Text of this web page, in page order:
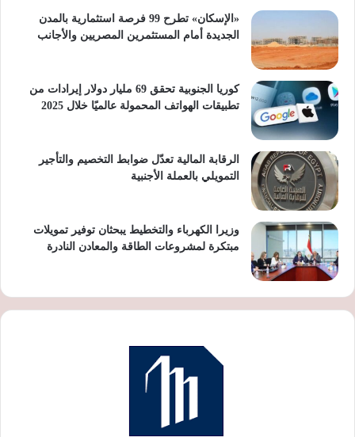
«الإسكان» تطرح 99 فرصة استثمارية بالمدن
الجديدة أمام المستثمرين المصريين والأجانب
كوريا الجنوبية تحقق 69 مليار دولار إيرادات من
تطبيقات الهواتف المحمولة عالميًا خلال 2025
الرقابة المالية تعدّل ضوابط التخصيم والتأجير
التمويلي بالعملة الأجنبية
وزيرا الكهرباء والتخطيط يبحثان توفير تمويلات
مبتكرة لمشروعات الطاقة والمعادن النادرة